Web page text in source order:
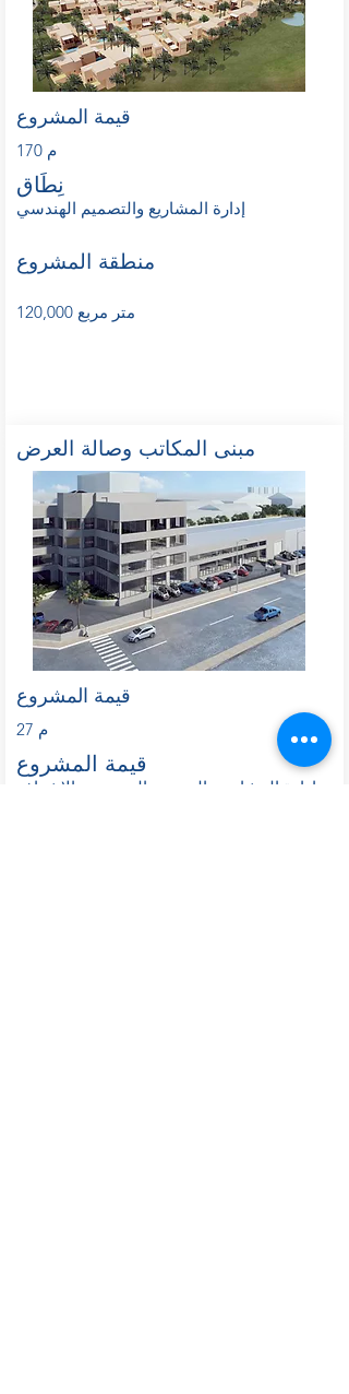
قيمة المشروع
170 م
نِطَاق
إدارة المشاريع والتصميم الهندسي
منطقة المشروع
120,000 متر مربع
مبنى المكاتب وصالة العرض
قيمة المشروع
27 م
قيمة المشروع
إدارة المشاريع والتصميم الهندسي والإشراف